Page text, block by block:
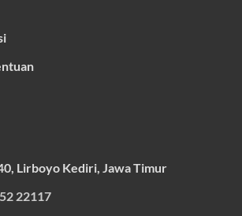
Lirboyo Kediri, Jawa Timur
22117